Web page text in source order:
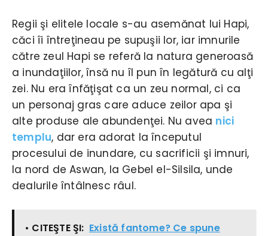
Regii şi elitele locale s-au asemănat lui Hapi,
căci îi întreţineau pe supuşii lor, iar imnurile
către zeul Hapi se referă la natura generoasă
a inundaţiilor, însă nu îl pun în legătură cu alţi
zei. Nu era înfăţişat ca un zeu normal, ci ca
un personaj gras care aduce zeilor apa şi
alte produse ale abundenţei. Nu avea nici
templu, dar era adorat la începutul
procesului de inundare, cu sacrificii şi imnuri,
la nord de Aswan, la Gebel el-Silsila, unde
dealurile întâlnesc râul.
• CITEŞTE ŞI: Există fantome? Ce spune